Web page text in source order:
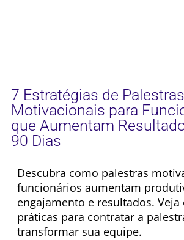
7 Estratégias de Palestras
Motivacionais para
que Aumentam
90 Dias
Descubra como palestras
funcionários aumentam
engajamento e resultados. Veja
práticas para contratar a
transformar sua equipe.